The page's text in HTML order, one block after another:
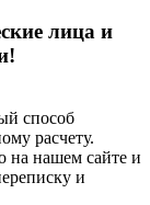
лица и
способ
расчету.
на нашем сайте и
и